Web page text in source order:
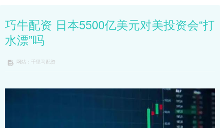
巧牛配资 日本5500亿美元对美投资会“打
水漂”吗
网站：千里马配资